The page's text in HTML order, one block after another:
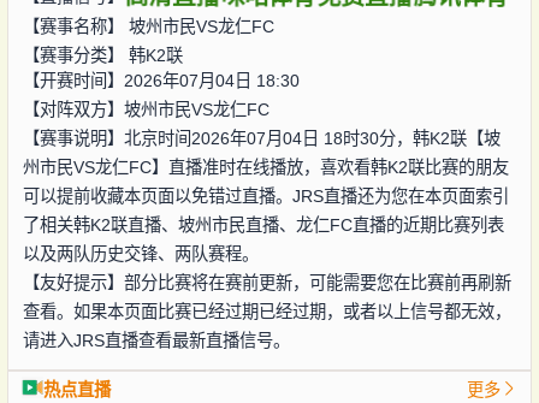
【赛事名称】 坡州市民VS龙仁FC
【赛事分类】 韩K2联
【开赛时间】2026年07月04日 18:30
【对阵双方】 坡州市民VS龙仁FC
【赛事说明】北京时间2026年07月04日 18时30分，韩K2联【坡
州市民VS龙仁FC】直播准时在线播放，喜欢看韩K2联比赛的朋友
可以提前收藏本页面以免错过直播。JRS直播还为您在本页面索引
了相关韩K2联直播、坡州市民直播、龙仁FC直播的近期比赛列表
以及两队历史交锋、两队赛程。
【友好提示】部分比赛将在赛前更新，可能需要您在比赛前再刷新
查看。如果本页面比赛已经过期已经过期，或者以上信号都无效，
请进入JRS直播查看最新直播信号。
热点直播 更多